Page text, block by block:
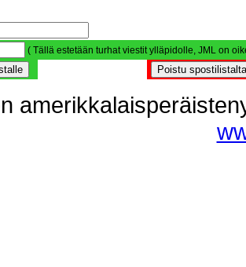
( Tällä estetään turhat viestit ylläpidolle, JML on